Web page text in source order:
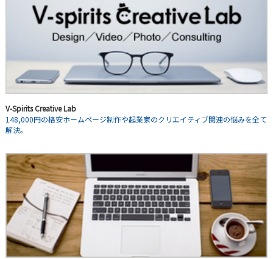
V-Spirits Creative Lab
148,000円の格安ホームページ制作や起業家のクリエイティブ関連の悩みを全て
解決。